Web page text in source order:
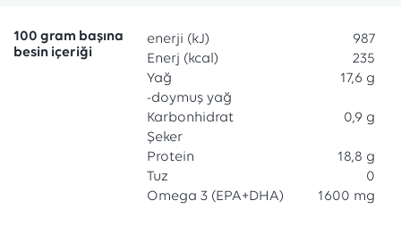
100 gram başına
besin içeriği
enerji (kJ)
987
Enerj (kcal)
235
Yağ
17,6 g
-doymuş yağ
Karbonhidrat
0,9 g
Şeker
Protein
18,8 g
Tuz
0
Omega 3 (EPA+DHA)
1600 mg